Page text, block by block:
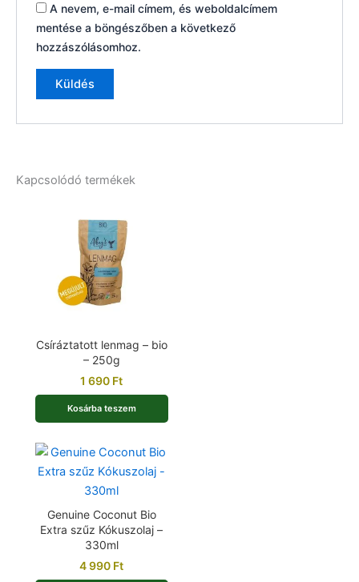
A nevem, e-mail címem, és weboldalcímem
mentése a böngészőben a következő
hozzászólásomhoz.
Kapcsolódó termékek
Csíráztatott lenmag – bio
– 250g
1 690 Ft
Kosárba teszem
Genuine Coconut Bio
Extra szűz Kókuszolaj –
330ml
4 990 Ft